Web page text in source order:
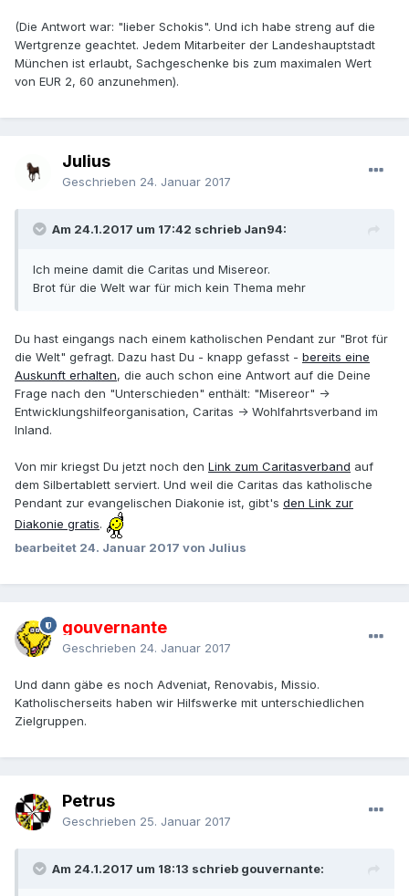
(Die Antwort war: "lieber Schokis". Und ich habe streng auf die
Wertgrenze geachtet. Jedem Mitarbeiter der Landeshauptstadt
München ist erlaubt, Sachgeschenke bis zum maximalen Wert
von EUR 2, 60 anzunehmen).
Julius
Geschrieben 24. Januar 2017
Am 24.1.2017 um 17:42 schrieb Jan94:
Ich meine damit die Caritas und Misereor.
Brot für die Welt war für mich kein Thema mehr
Du hast eingangs nach einem katholischen Pendant zur "Brot für
die Welt" gefragt. Dazu hast Du - knapp gefasst - bereits eine
Auskunft erhalten, die auch schon eine Antwort auf die Deine
Frage nach den "Unterschieden" enthält: "Misereor" ->
Entwicklungshilfeorganisation, Caritas -> Wohlfahrtsverband im
Inland.
Von mir kriegst Du jetzt noch den Link zum Caritasverband auf
dem Silbertablett serviert. Und weil die Caritas das katholische
Pendant zur evangelischen Diakonie ist, gibt's den Link zur
Diakonie gratis.
bearbeitet 24. Januar 2017 von Julius
gouvernante
Geschrieben 24. Januar 2017
Und dann gäbe es noch Adveniat, Renovabis, Missio.
Katholischerseits haben wir Hilfswerke mit unterschiedlichen
Zielgruppen.
Petrus
Geschrieben 25. Januar 2017
Am 24.1.2017 um 18:13 schrieb gouvernante: